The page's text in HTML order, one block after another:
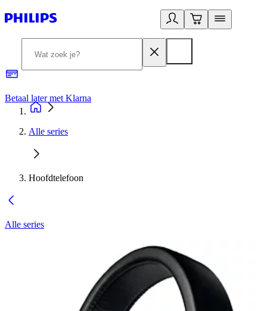
Betaal later met Klarna
Alle series
Hoofdtelefoon
Alle series